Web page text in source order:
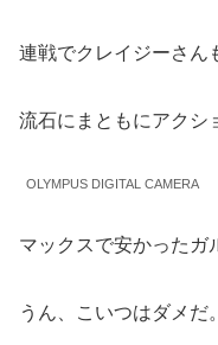
連戦でクレイジーさん
流石にまともにアクシ
OLYMPUS DIGITAL CAMERA
マックスで安かったガ
うん、こいつはダメだ。